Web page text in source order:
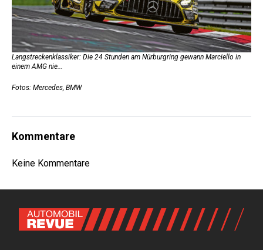
Langstreckenklassiker: Die 24 Stunden am Nürburgring gewann Marciello in
einem AMG nie...
Fotos: Mercedes, BMW
Kommentare
Keine Kommentare